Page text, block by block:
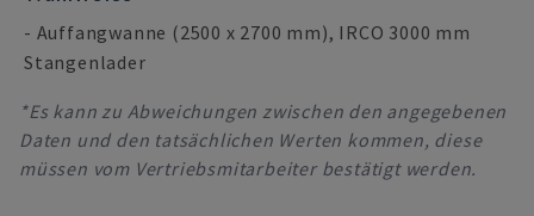
- Auffangwanne (2500 x 2700 mm), IRCO 3000 mm
Stangenlader
*Es kann zu Abweichungen zwischen den angegebenen
Daten und den tatsächlichen Werten kommen, diese
müssen vom Vertriebsmitarbeiter bestätigt werden.